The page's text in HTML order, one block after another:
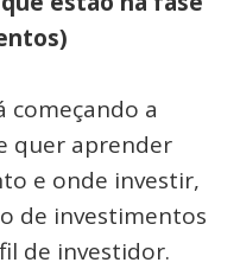
começando a
quer aprender
e onde investir,
de investimentos
de investidor.